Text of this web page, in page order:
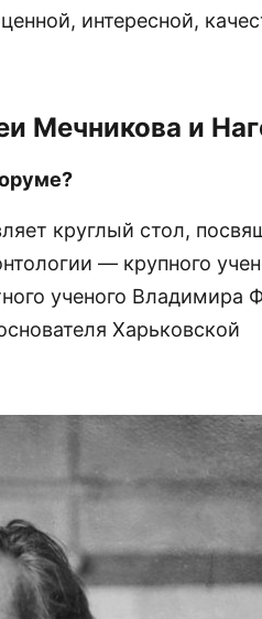
интересной,
Мечникова и
круглый стол,
— крупного
ученого Владимира
Харьковской